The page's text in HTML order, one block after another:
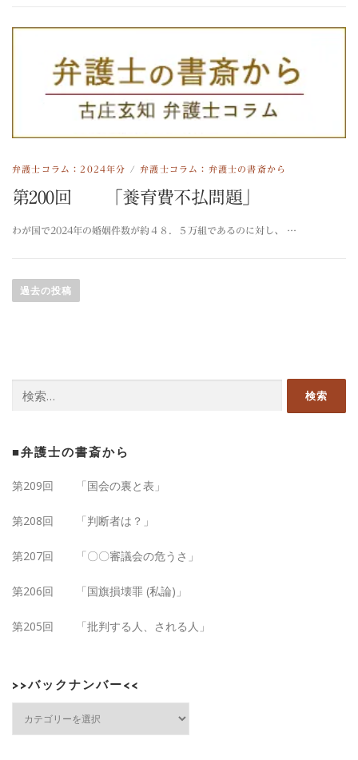
弁護士コラム：2024年分 /弁護士コラム：弁護士の書斎から
第200回 「養育費不払問題」
わが国で2024年の婚姻件数が約４８．５万組であるのに対し、 …
過去の投稿
■弁護士の書斎から
第209回 「国会の裏と表」
第208回 「判断者は？」
第207回 「〇〇審議会の危うさ」
第206回 「国旗損壊罪 (私論)」
第205回 「批判する人、される人」
>>バックナンバー<<